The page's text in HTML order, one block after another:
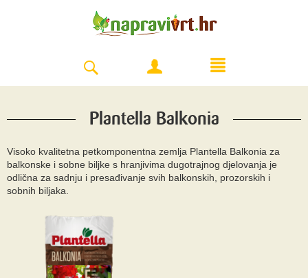
Plantella Balkonia
Visoko kvalitetna petkomponentna zemlja Plantella Balkonia za
balkonske i sobne biljke s hranjivima dugotrajnog djelovanja je
odlična za sadnju i presađivanje svih balkonskih, prozorskih i
sobnih biljaka.